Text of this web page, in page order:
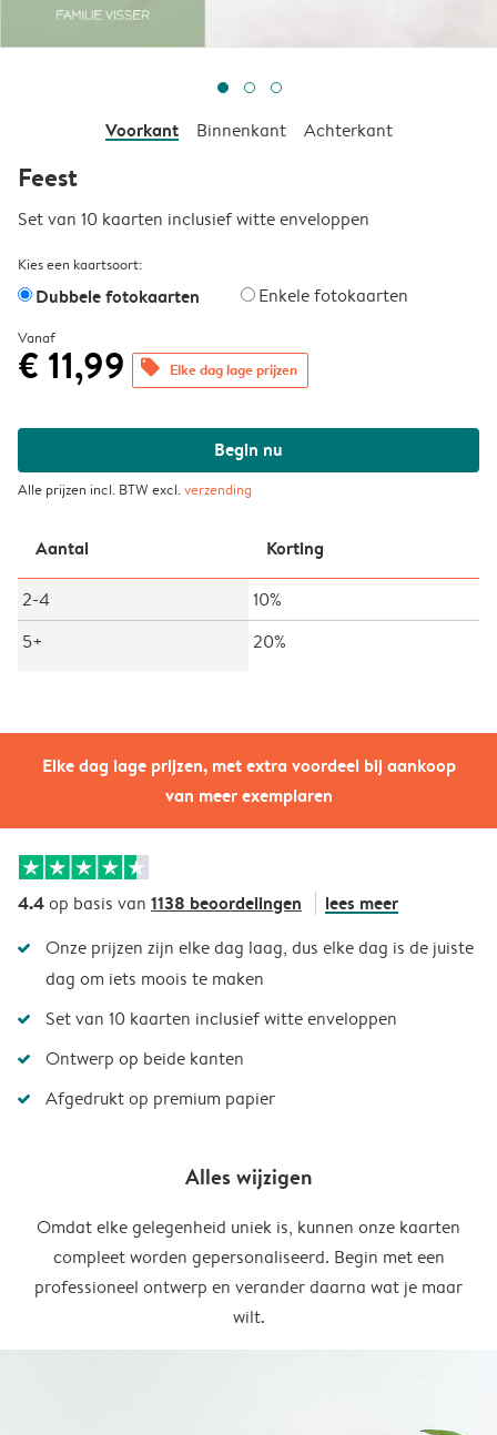
Elke dag lage prijzen, met extra voordeel bij aankoop
van meer exemplaren
Voorkant Binnenkant Achterkant
Feest
Set van 10 kaarten inclusief witte enveloppen
Kies een kaartsoort:
Dubbele fotokaarten Enkele fotokaarten
Vanaf
€ 11,99 offers Elke dag lage prijzen
Begin nu
Alle prijzen incl. BTW excl.verzending
Aantal Korting
2-4
10%
5+
20%
4.4op basis van 1138 beoordelingen lees meer
Onze prijzen zijn elke dag laag, dus elke dag is de juiste
dag om iets moois te maken
Set van 10 kaarten inclusief witte enveloppen
Ontwerp op beide kanten
Afgedrukt op premium papier
Alles wijzigen
Omdat elke gelegenheid uniek is, kunnen onze kaarten
compleet worden gepersonaliseerd. Begin met een
professioneel ontwerp en verander daarna wat je maar
wilt.